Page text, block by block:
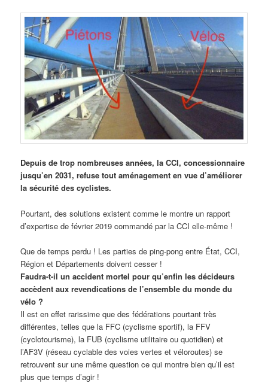
Depuis de trop nombreuses années, la CCI, concessionnaire
jusqu’en 2031, refuse tout aménagement en vue d’améliorer
la sécurité des cyclistes.
Pourtant, des solutions existent comme le montre un rapport
d’expertise de février 2019 commandé par la CCI elle-même !
Que de temps perdu ! Les parties de ping-pong entre État, CCI,
Région et Départements doivent cesser !
Faudra-t-il un accident mortel pour qu’enfin les décideurs
accèdent aux revendications de l’ensemble du monde du
vélo ?
Il est en effet rarissime que des fédérations pourtant très
différentes, telles que la FFC (cyclisme sportif), la FFV
(cyclotourisme), la FUB (cyclisme utilitaire ou quotidien) et
l’AF3V (réseau cyclable des voies vertes et véloroutes) se
retrouvent sur une même question ce qui montre bien qu’il est
plus que temps d’agir !